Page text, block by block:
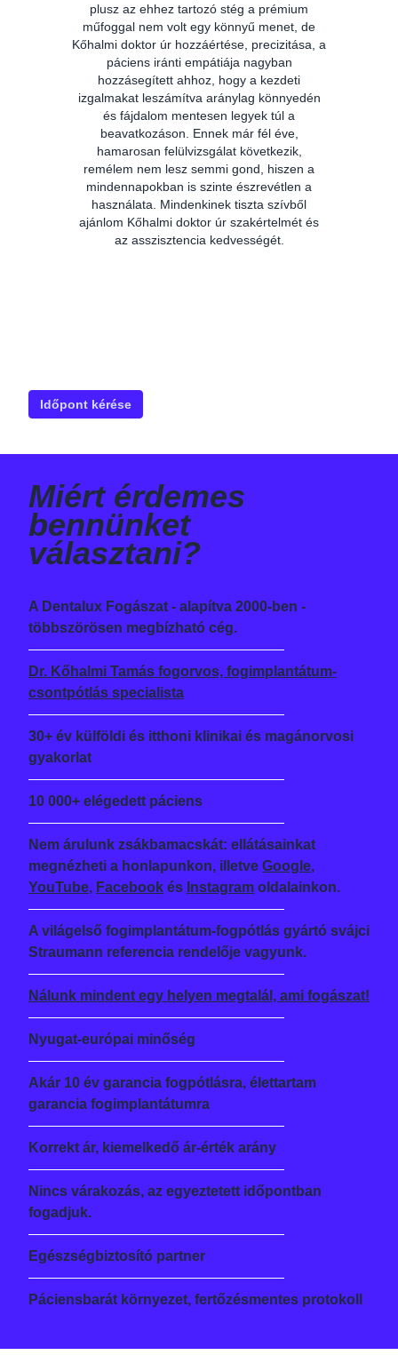
plusz az ehhez tartozó stég a prémium
műfoggal nem volt egy könnyű menet, de
Kőhalmi doktor úr hozzáértése, precizitása, a
páciens iránti empátiája nagyban
hozzásegített ahhoz, hogy a kezdeti
izgalmakat leszámítva aránylag könnyedén
és fájdalom mentesen legyek túl a
beavatkozáson. Ennek már fél éve,
hamarosan felülvizsgálat következik,
remélem nem lesz semmi gond, hiszen a
mindennapokban is szinte észrevétlen a
használata. Mindenkinek tiszta szívből
ajánlom Kőhalmi doktor úr szakértelmét és
az asszisztencia kedvességét.
Időpont kérése
Miért érdemes
bennünket
választani?
A Dentalux Fogászat - alapítva 2000-ben -
többszörösen megbízható cég.
Dr. Kőhalmi Tamás fogorvos, fogimplantátum-
csontpótlás specialista
30+ év külföldi és itthoni klinikai és magánorvosi
gyakorlat
10 000+ elégedett páciens
Nem árulunk zsákbamacskát: ellátásainkat
megnézheti a honlapunkon, illetve Google,
YouTube, Facebook és Instagram oldalainkon.
A világelső fogimplantátum-fogpótlás gyártó svájci
Straumann referencia rendelője vagyunk.
Nálunk mindent egy helyen megtalál, ami fogászat!
Nyugat-európai minőség
Akár 10 év garancia fogpótlásra, élettartam
garancia fogimplantátumra
Korrekt ár, kiemelkedő ár-érték arány
Nincs várakozás, az egyeztetett időpontban
fogadjuk.
Egészségbiztosító partner
Páciensbarát környezet, fertőzésmentes protokoll